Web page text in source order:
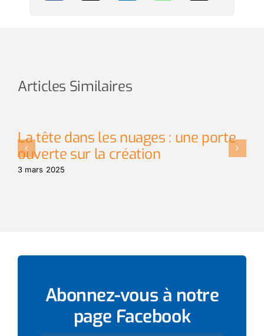
Articles Similaires
La tête dans les nuages : une porte
ouverte sur la création
3 mars 2025
Abonnez-vous à notre
page Facebook